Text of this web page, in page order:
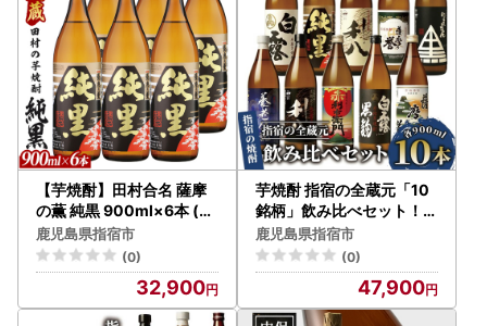
【芋焼酎】田村合名 薩摩
の薫 純黒 900ml×6本 (ひ
ご屋/IB013-024) 芋焼酎
鹿児島県指宿市
(0)
32,900
芋焼酎 指宿の全蔵元「10
銘柄」飲み比べセット！(
各900ml) ひご屋 IB013-
001 焼酎
鹿児島県指宿市
(0)
47,900